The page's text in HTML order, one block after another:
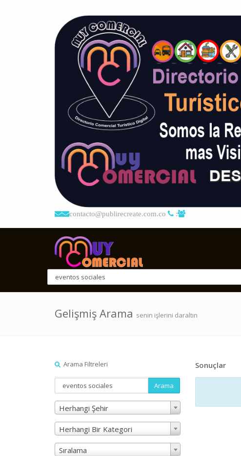
contacto@publirecreate.com.co :
Gelişmiş Arama senin işlerini daraltın
Arama Filtreleri
Arama
Herhangi Şehir
Herhangi Bir Kategori
Sıralama
Sonuçlar